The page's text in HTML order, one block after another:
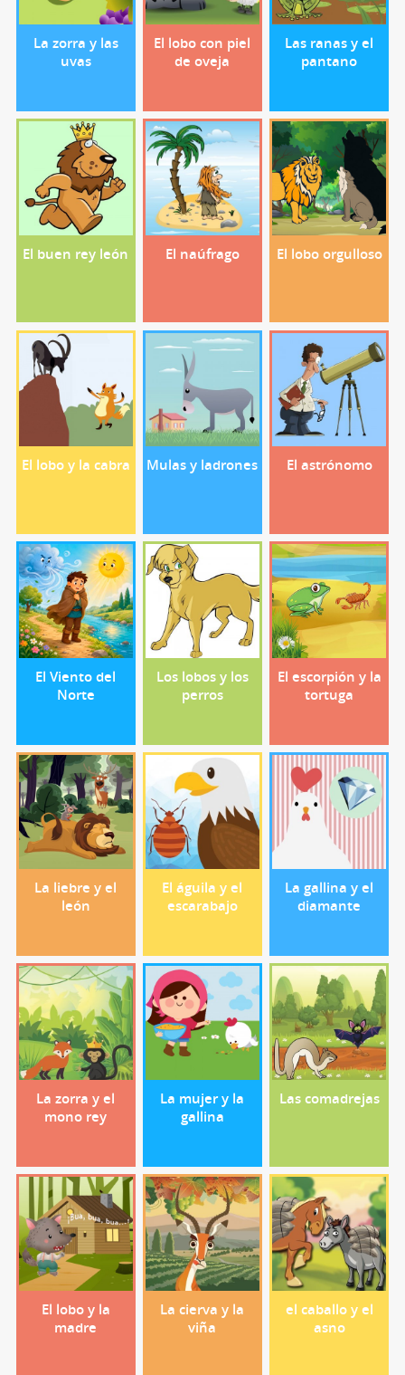
La zorra y las
uvas
El lobo con piel
de oveja
Las ranas y el
pantano
El buen rey león El naúfrago El lobo orgulloso
El lobo y la cabra Mulas y ladrones El astrónomo
El Viento del
Norte
Los lobos y los
perros
El escorpión y la
tortuga
La liebre y el
león
El águila y el
escarabajo
La gallina y el
diamante
La zorra y el
mono rey
La mujer y la
gallina
Las comadrejas
El lobo y la
madre
La cierva y la
viña
el caballo y el
asno